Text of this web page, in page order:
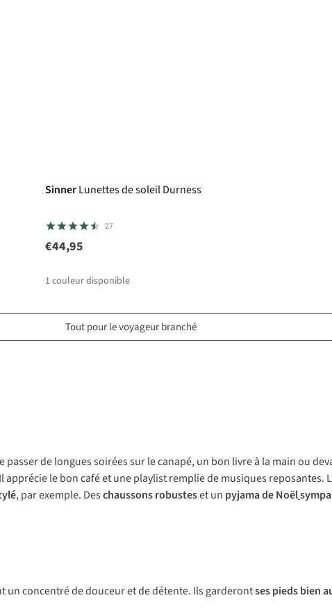
SinnerLunettes de soleil Durness
27
€44,95
1 couleur disponible
Tout pour le voyageur branché
passer de longues soirées sur le canapé, un bon livre à la main ou
apprécie le bon café et une playlist remplie de musiques reposantes.
, par exemple. Deschaussons robusteset un pyjama de Noëlsympa
un concentré de douceur et de détente. Ils garderontses pieds bien